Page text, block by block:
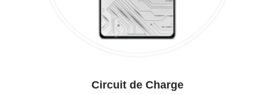
Circuit de Charge